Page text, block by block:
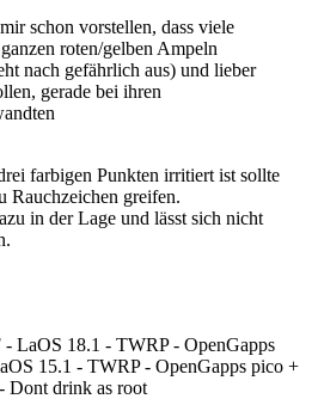
schon vorstellen, dass viele
roten/gelben Ampeln
nach gefährlich aus) und lieber
gerade bei ihren
farbigen Punkten irritiert ist sollte
Rauchzeichen greifen.
in der Lage und lässt sich nicht
- LaOS 18.1 - TWRP - OpenGapps
15.1 - TWRP - OpenGapps pico +
Dont drink as root